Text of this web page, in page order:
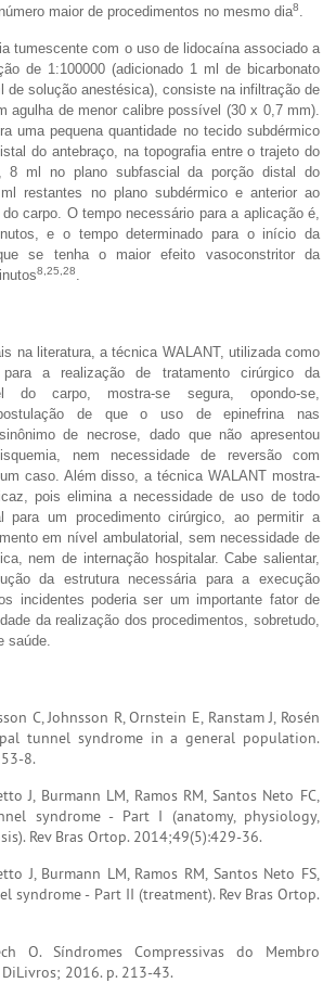
maior de procedimentos no mesmo dia8
tumescente com o uso de lidocaína associado a
de 1:100000 (adicionado 1 ml de bicarbonato
de solução anestésica), consiste na infiltração de
agulha de menor calibre possível (30 x 0,7 mm).
uma pequena quantidade no tecido subdérmico
do antebraço, na topografia entre o trajeto do
8 ml no plano subfascial da porção distal do
restantes no plano subdérmico e anterior ao
carpo. O tempo necessário para a aplicação é,
e o tempo determinado para o início da
se tenha o maior efeito vasoconstritor da
8,25,28
na literatura, a técnica WALANT, utilizada como
para a realização de tratamento cirúrgico da
do carpo, mostra-se segura, opondo-se,
de que o uso de epinefrina nas
de necrose, dado que não apresentou
nem necessidade de reversão com
caso. Além disso, a técnica WALANT mostra-
pois elimina a necessidade de uso de todo
para um procedimento cirúrgico, ao permitir a
em nível ambulatorial, sem necessidade de
nem de internação hospitalar. Cabe salientar,
da estrutura necessária para a execução
incidentes poderia ser um importante fator de
da realização dos procedimentos, sobretudo,
saúde.
C, Johnsson R, Ornstein E, Ranstam J, Rosén
tunnel syndrome in a general population.
8.
J, Burmann LM, Ramos RM, Santos Neto FC,
syndrome - Part I (anatomy, physiology,
Rev Bras Ortop. 2014;49(5):429-36.
J, Burmann LM, Ramos RM, Santos Neto FS,
syndrome - Part II (treatment). Rev Bras Ortop.
O. Síndromes Compressivas do Membro
2016. p. 213-43.